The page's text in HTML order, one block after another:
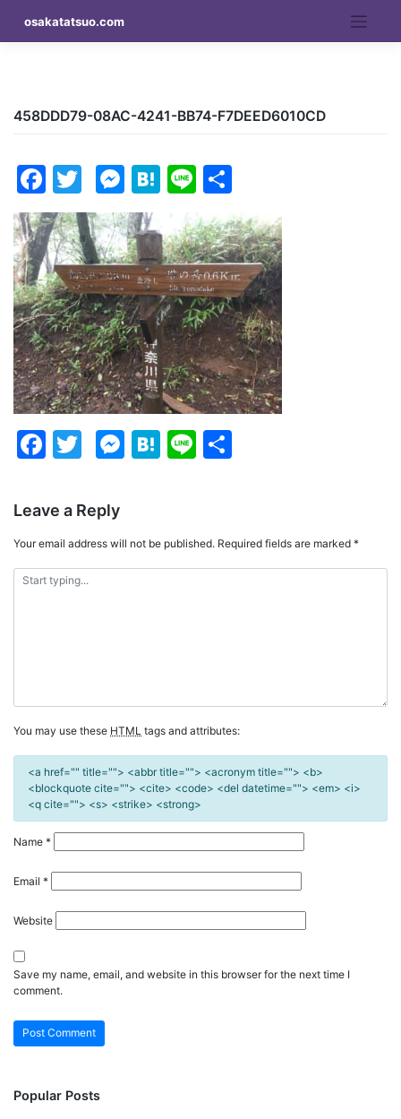
content
osakatatsuo.com
458DDD79-08AC-4241-BB74-F7DEED6010CD
Facebook
Twitter
Messenger
Hatena
Line
Facebook
Twitter
Messenger
Hatena
Line
Leave a Reply
Your email address will not be published. Required fields are marked *
You may use these HTML tags and attributes:
<a href="" title=""> <abbr title=""> <acronym title=""> <b>
<blockquote cite=""> <cite> <code> <del datetime=""> <em> <i>
<q cite=""> <s> <strike> <strong>
Name *
Email *
Website
Save my name, email, and website in this browser for the next time I
comment.
Popular Posts